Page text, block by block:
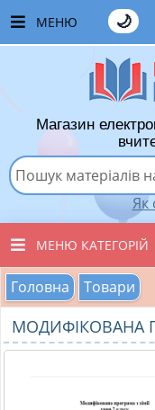
МЕНЮ 🌙
ЧАСТІ ЗАПИТАННЯ
ЯК ТУТ КУПУВАТИ
ЯК ТУТ ПРОДАВАТИ
ДОДАТИ РОЗРОБКУ
ВПОДОБАНІ ТОВАРИ
КОШИК
Магазин
Як
МЕНЮ КАТЕГОРІЙ
ВСІ ТОВАРИ
ВИХОВАТЕЛЯМ
Головна Товари
МОДИФІКОВАНА